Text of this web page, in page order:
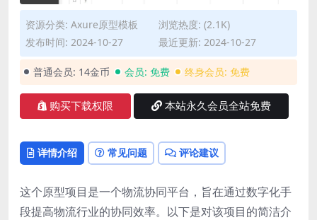
资源分类: Axure原型模板
浏览热度: (2.1K)
发布时间: 2024-10-27
最近更新: 2024-10-27
普通会员: 14金币 会员: 免费 终身会员: 免费
购买下载权限 本站永久会员全站免费
详情介绍 常见问题 评论建议
这个原型项目是一个物流协同平台，旨在通过数字化手
段提高物流行业的协同效率。以下是对该项目的简洁介